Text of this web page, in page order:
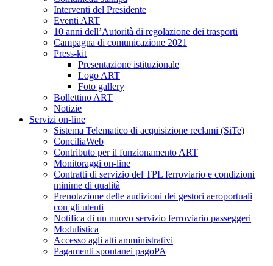
Interventi del Presidente
Eventi ART
10 anni dell’Autorità di regolazione dei trasporti
Campagna di comunicazione 2021
Press-kit
Presentazione istituzionale
Logo ART
Foto gallery
Bollettino ART
Notizie
Servizi on-line
Sistema Telematico di acquisizione reclami (SiTe)
ConciliaWeb
Contributo per il funzionamento ART
Monitoraggi on-line
Contratti di servizio del TPL ferroviario e condizioni
minime di qualità
Prenotazione delle audizioni dei gestori aeroportuali
con gli utenti
Notifica di un nuovo servizio ferroviario passeggeri
Modulistica
Accesso agli atti amministrativi
Pagamenti spontanei pagoPA